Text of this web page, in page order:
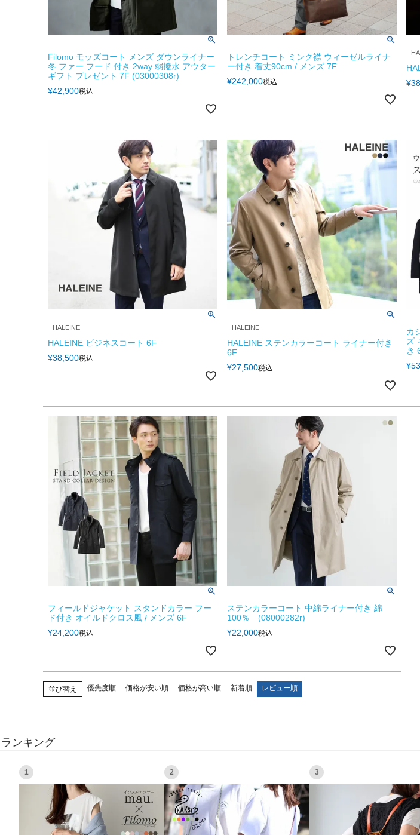
Filomo モッズコート メンズ ダウンライナー
冬 ファー フード 付き 2way 弱撥水 アウター
ギフト プレゼント 7F (03000308r)
¥42,900税込
トレンチコート ミンク襟 ウィーゼルライナ
ー付き 着丈90cm / メンズ 7F
¥242,000税込
¥
HALEINE
HALEINE ビジネスコート 6F
¥38,500税込
HALEINE
HALEINE ステンカラーコート ライナー付き
6F
¥27,500税込
カ
ズ
き
¥
フィールドジャケット スタンドカラー フー
ド付き オイルドクロス風 / メンズ 6F
¥24,200税込
ステンカラーコート 中綿ライナー付き 綿
100％ (08000282r)
¥22,000税込
並び替え 優先度順 価格が安い順 価格が高い順 新着順 レビュー順
ランキング
1 2 3